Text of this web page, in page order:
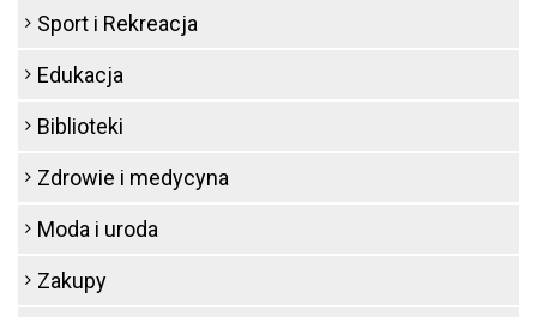
Sport i Rekreacja
Edukacja
Biblioteki
Zdrowie i medycyna
Moda i uroda
Zakupy